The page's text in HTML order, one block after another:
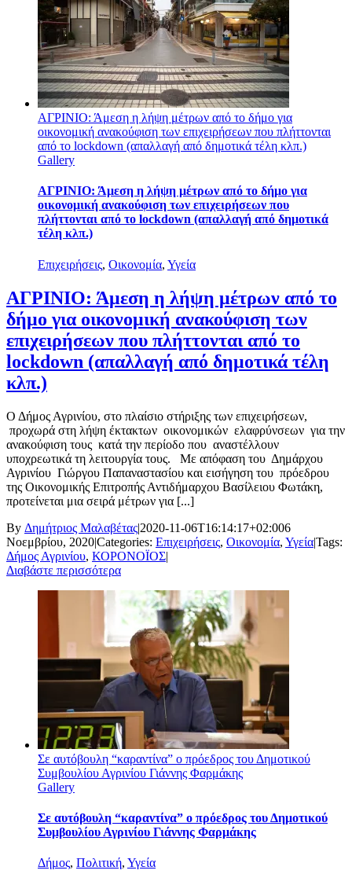
ΑΓΡΙΝΙΟ: Άμεση η λήψη μέτρων από το δήμο για
οικονομική ανακούφιση των επιχειρήσεων που πλήττονται
από το lockdown (απαλλαγή από δημοτικά τέλη κλπ.)
Gallery
ΑΓΡΙΝΙΟ: Άμεση η λήψη μέτρων από το δήμο για
οικονομική ανακούφιση των επιχειρήσεων που
πλήττονται από το lockdown (απαλλαγή από δημοτικά
τέλη κλπ.)
Επιχειρήσεις, Οικονομία, Υγεία
ΑΓΡΙΝΙΟ: Άμεση η λήψη μέτρων από το
δήμο για οικονομική ανακούφιση των
επιχειρήσεων που πλήττονται από το
lockdown (απαλλαγή από δημοτικά τέλη
κλπ.)
Ο Δήμος Αγρινίου, στο πλαίσιο στήριξης των επιχειρήσεων,
προχωρά στη λήψη έκτακτων οικονομικών ελαφρύνσεων για την
ανακούφιση τους κατά την περίοδο που αναστέλλουν
υποχρεωτικά τη λειτουργία τους. Με απόφαση του Δημάρχου
Αγρινίου Γιώργου Παπαναστασίου και εισήγηση του πρόεδρου
της Οικονομικής Επιτροπής Αντιδήμαρχου Βασίλειου Φωτάκη,
προτείνεται μια σειρά μέτρων για [...]
By Δημήτριος Μαλαβέτας|2020-11-06T16:14:17+02:006
Νοεμβρίου, 2020|Categories: Επιχειρήσεις, Οικονομία, Υγεία|Tags:
Δήμος Αγρινίου, ΚΟΡΟΝΟΪΟΣ|
Διαβάστε περισσότερα
Σε αυτόβουλη “καραντίνα” ο πρόεδρος του Δημοτικού
Συμβουλίου Αγρινίου Γιάννης Φαρμάκης
Gallery
Σε αυτόβουλη “καραντίνα” ο πρόεδρος του Δημοτικού
Συμβουλίου Αγρινίου Γιάννης Φαρμάκης
Δήμος, Πολιτική, Υγεία